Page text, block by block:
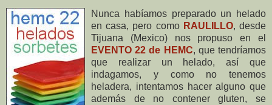
Nunca habíamos preparado un helado
en casa, pero como RAULILLO, desde
Tijuana (Mexico) nos propuso en el
EVENTO 22 de HEMC, que tendríamos
que realizar un helado, así que
indagamos, y como no tenemos
heladera, intentamos hacer alguno que
además de no contener gluten, se